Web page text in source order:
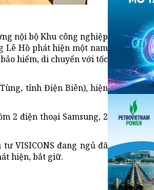
nội bộ Khu công nghiệp
Lê Hồ phát hiện một nam
hiểm, di chuyển với tốc
tỉnh Điện Biên), hiện
2 điện thoại Samsung, 2
VISICONS đang ngủ đã
hiện, bắt giữ.